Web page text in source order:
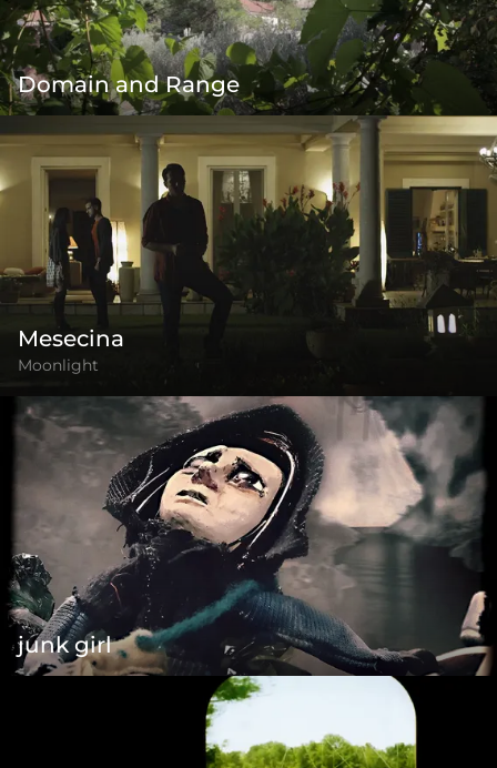
Domain and Range
Mesecina
Moonlight
junk girl